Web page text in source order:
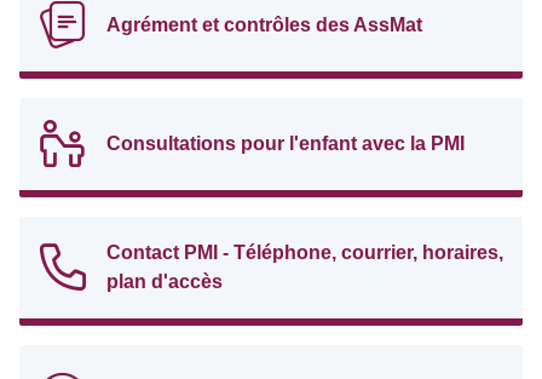
Agrément et contrôles des AssMat
Consultations pour l'enfant avec la PMI
Contact PMI - Téléphone, courrier, horaires,
plan d'accès